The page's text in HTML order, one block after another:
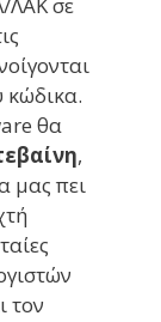
κώδικα.
θα
,
μας πει
τον